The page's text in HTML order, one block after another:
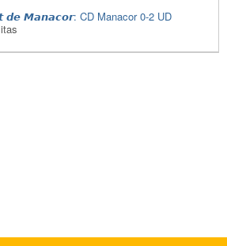
𝙙𝙚 𝙈𝙖𝙣𝙖𝙘𝙤𝙧: CD Manacor 0-2 UD